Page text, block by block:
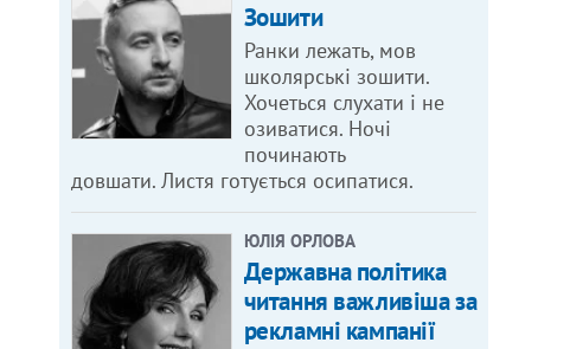
Зошити
Ранки лежать, мов
школярські зошити.
Хочеться слухати і не
озиватися. Ночі
починають
довшати. Листя готується осипатися.
ЮЛІЯ ОРЛОВА
Державна політика
читання важливіша за
рекламні кампанії